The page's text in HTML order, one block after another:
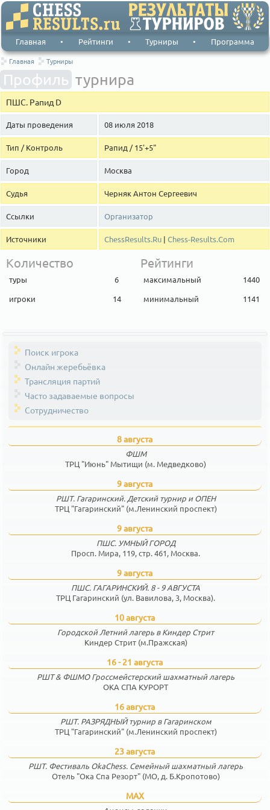
Главная • Рейтинги • Турниры • Программа
Главная Турниры
Профиль турнира
ПШС. Рапид D
Даты проведения 08 июля 2018
Тип / Контроль Рапид / 15'+5"
Город Москва
Судья Черняк Антон Сергеевич
Ссылки Организатор
Источники ChessResults.Ru | Chess-Results.Com
Количество
туры
6
игроки
14
Рейтинги
максимальный
1440
минимальный
1141
Поиск игрока
Онлайн жеребьёвка
Трансляция партий
Часто задаваемые вопросы
Сотрудничество
8 августа
ФШМ
ТРЦ "Июнь" Мытищи (м. Медведково)
9 августа
РШТ. Гагаринский. Детский турнир и ОПЕН
ТРЦ "Гагаринский" (м.Ленинский проспект)
9 августа
ПШС. УМНЫЙ ГОРОД
Просп. Мира, 119, стр. 461, Москва.
9 августа
ПШС. ГАГАРИНСКИЙ. 8 - 9 АВГУСТА
ТРЦ Гагаринский (ул. Вавилова, 3, Москва).
10 августа
Городской Летний лагерь в Киндер Стрит
Киндер Стрит (м.Пражская)
16 - 21 августа
РШТ & ФШМО Гроссмейстерский шахматный лагерь
ОКА СПА КУРОРТ
16 августа
РШТ. РАЗРЯДНЫЙ турнир в Гагаринском
ТРЦ "Гагаринский" (м.Ленинский проспект)
23 августа
РШТ. Фестиваль OkaChess. Семейный шахматный лагерь
Отель "Ока Спа Резорт" (МО, д. Б.Кропотово)
MAX